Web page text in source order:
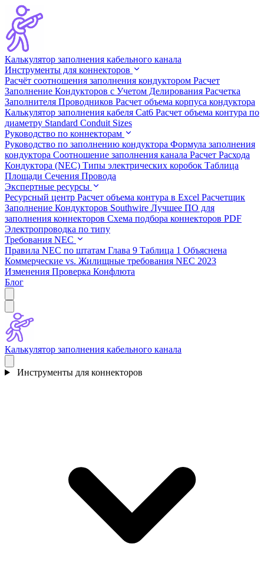
Калькулятор заполнения кабельного канала
Инструменты для коннекторов
Расчёт соотношения заполнения кондуктором Расчет
Заполнение Кондукторов с Учетом Делирования Расчетка
Заполнителя Проводников Расчет объема корпуса кондуктора
Калькулятор заполнения кабеля Cat6 Расчет объема контура по
диаметру Standard Conduit Sizes
Руководство по коннекторам
Руководство по заполнению кондуктора Формула заполнения
кондуктора Соотношение заполнения канала Расчет Расхода
Кондуктора (NEC) Типы электрических коробок Таблица
Площади Сечения Провода
Экспертные ресурсы
Ресурсный центр Расчет объема контура в Excel Расчетщик
Заполнение Кондукторов Southwire Лучшее ПО для
заполнения коннекторов Схема подбора коннекторов PDF
Электропроводка по типу
Требования NEC
Правила NEC по штатам Глава 9 Таблица 1 Объяснена
Коммерческие vs. Жилищные требования NEC 2023
Изменения Проверка Конфлюта
Блог
Калькулятор заполнения кабельного канала
Инструменты для коннекторов